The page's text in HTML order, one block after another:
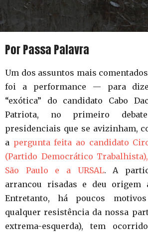
Por Passa Palavra
Um dos assuntos mais
foi a performance — para
“exótica” do candidato Cabo
Patriota, no primeiro
presidenciais que se avizinham,
a pergunta feita ao candidato
(Partido Democrático
São Paulo e a URSAL. A
arrancou risadas e deu origem
Entretanto, há poucos
qualquer resistência da nossa
extrema-esquerda), tem